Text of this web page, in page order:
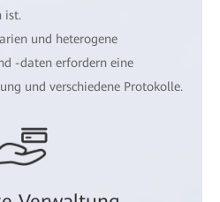
ist.
und heterogene
-daten erfordern eine
und verschiedene Protokolle.